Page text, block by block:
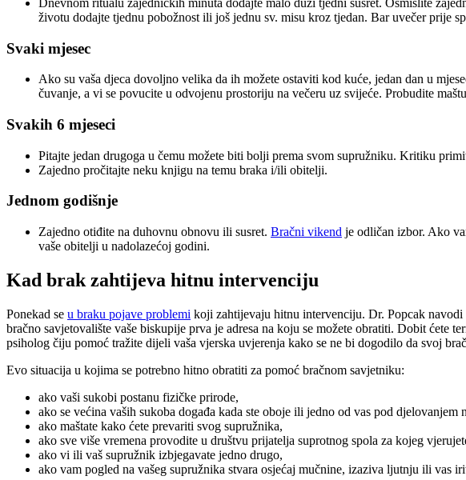
životu dodajte tjednu pobožnost ili još jednu sv. misu kroz tjedan. Bar uvečer prije
Svaki mjesec
Ako su vaša djeca dovoljno velika da ih možete ostaviti kod kuće, jedan dan u
čuvanje, a vi se povucite u odvojenu prostoriju na večeru uz svijeće. Probudite
Svakih 6 mjeseci
Pitajte jedan drugoga u čemu možete biti bolji prema svom supružniku. Kritiku
Zajedno pročitajte neku knjigu na temu braka i/ili obitelji.
Jednom godišnje
Zajedno otiđite na duhovnu obnovu ili susret. Bračni vikend je odličan izbor. Ako
vaše obitelji u nadolazećoj godini.
Kad brak zahtijeva hitnu intervenciju
Ponekad se u braku pojave problemi koji zahtijevaju hitnu intervenciju. Dr. Popcak
bračno savjetovalište vaše biskupije prva je adresa na koju se možete obratiti. Dobit
psiholog čiju pomoć tražite dijeli vaša vjerska uvjerenja kako se ne bi dogodilo da svoj
Evo situacija u kojima se potrebno hitno obratiti za pomoć bračnom savjetniku:
ako vaši sukobi postanu fizičke prirode,
ako se većina vaših sukoba događa kada ste oboje ili jedno od vas pod
ako maštate kako ćete prevariti svog supružnika,
ako sve više vremena provodite u društvu prijatelja suprotnog spola za kojeg
ako vi ili vaš supružnik izbjegavate jedno drugo,
ako vam pogled na vašeg supružnika stvara osjećaj mučnine, izaziva ljutnju ili vas